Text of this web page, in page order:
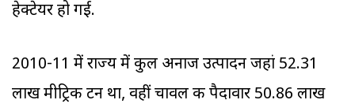
हेक्टेयर हो गई.
2010-11 में राज्‍य में कुल अनाज उत्पादन जहां 52.31
लाख मीट्रिक टन था, वहीं चावल की पैदावार 50.86 लाख